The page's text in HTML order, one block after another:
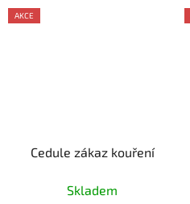
AKCE
Cedule zákaz kouření
Skladem